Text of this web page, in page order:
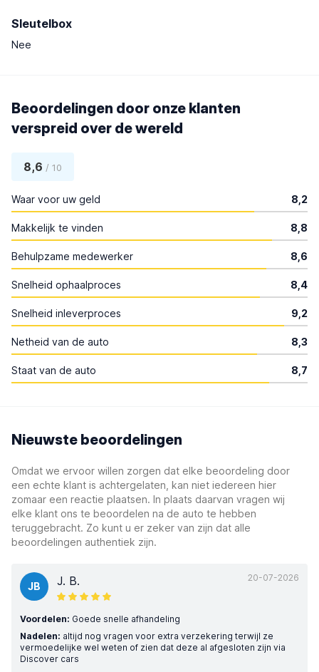
Sleutelbox
Nee
Beoordelingen door onze klanten
verspreid over de wereld
8,6 / 10
Waar voor uw geld 8,2
Makkelijk te vinden 8,8
Behulpzame medewerker 8,6
Snelheid ophaalproces 8,4
Snelheid inleverproces 9,2
Netheid van de auto 8,3
Staat van de auto 8,7
Nieuwste beoordelingen
Omdat we ervoor willen zorgen dat elke beoordeling door
een echte klant is achtergelaten, kan niet iedereen hier
zomaar een reactie plaatsen. In plaats daarvan vragen wij
elke klant ons te beoordelen na de auto te hebben
teruggebracht. Zo kunt u er zeker van zijn dat alle
beoordelingen authentiek zijn.
20-07-2026
JB J. B.
Voordelen: Goede snelle afhandeling
Nadelen: altijd nog vragen voor extra verzekering terwijl ze
vermoedelijke wel weten of zien dat deze al afgesloten zijn via
Discover cars